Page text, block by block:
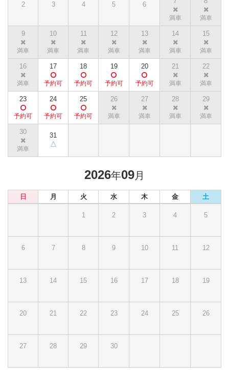
2 3 4 5 6
9 10 11 12 13 14 15
16 17 18 19 20 21 22
23 24 25 26 27 28 29
30 31
2026年09月
日 月 火 水 木 金 土
1 2 3 4 5
6 7 8 9 10 11 12
13 14 15 16 17 18 19
20 21 22 23 24 25 26
27 28 29 30